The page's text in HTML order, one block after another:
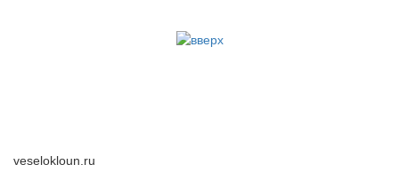
veselokloun.ru